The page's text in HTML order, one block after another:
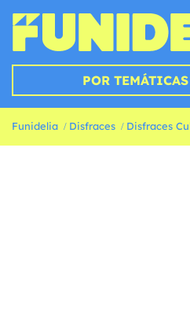
POR TEMÁTICAS
Funidelia Disfraces Disfraces